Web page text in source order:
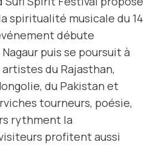
spiritualité musicale du 14
débute
puis se poursuit à
du Rajasthan,
du Pakistan et
tourneurs, poésie,
rythment la
profitent aussi